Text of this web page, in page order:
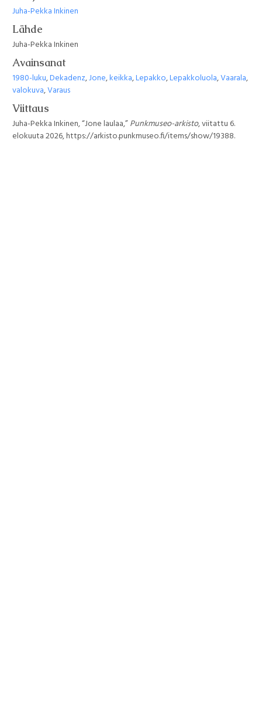
Juha-Pekka Inkinen
Lähde
Juha-Pekka Inkinen
Avainsanat
1980-luku,Dekadenz,Jone,keikka,Lepakko,Lepakkoluola,Vaarala,
valokuva,Varaus
Viittaus
Juha-Pekka Inkinen, “Jone laulaa,”Punkmuseo-arkisto, viitattu 6.
elokuuta 2026,https://arkisto.punkmuseo.fi/items/show/19388.